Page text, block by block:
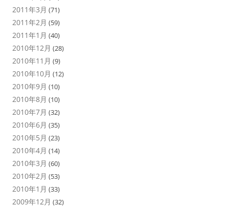
2011年3月 (71)
2011年2月 (59)
2011年1月 (40)
2010年12月 (28)
2010年11月 (9)
2010年10月 (12)
2010年9月 (10)
2010年8月 (10)
2010年7月 (32)
2010年6月 (35)
2010年5月 (23)
2010年4月 (14)
2010年3月 (60)
2010年2月 (53)
2010年1月 (33)
2009年12月 (32)